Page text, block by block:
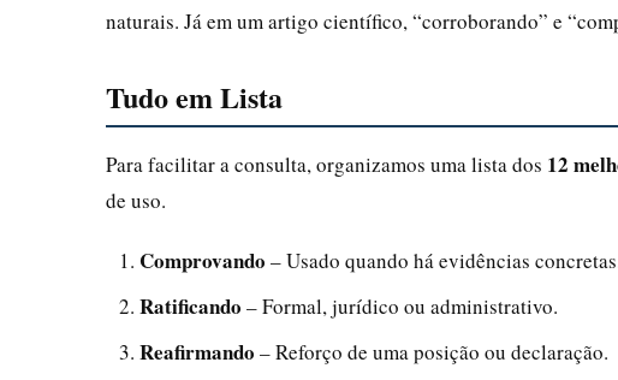
naturais. Já em um artigo científico, “corroborando” e
Tudo em Lista
Para facilitar a consulta, organizamos uma lista dos 12
de uso.
Comprovando – Usado quando há evidências
Ratificando – Formal, jurídico ou administrativo.
Reafirmando – Reforço de uma posição ou declaração.